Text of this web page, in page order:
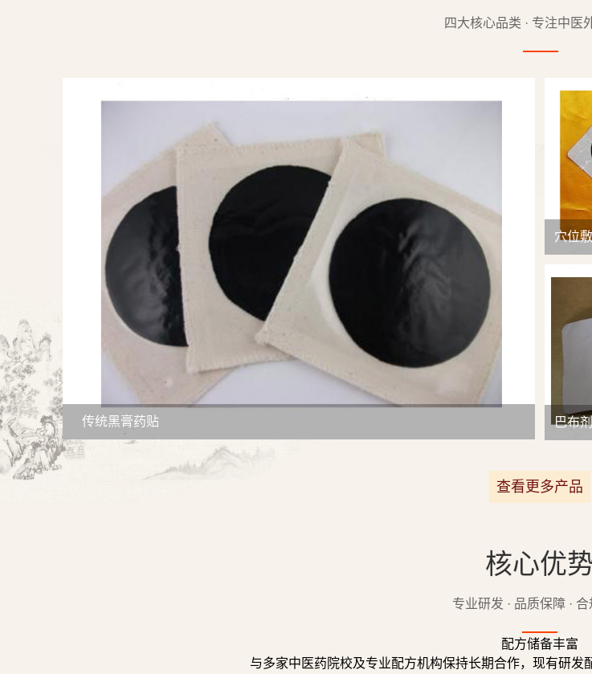
四大核心品类 · 专注中医
传统黑膏药贴
穴位
巴布
查看更多产品
核心优
专业研发 · 品质保障 ·
配方储备丰富
与多家中医药院校及专业配方机构保持长期合作，现有研发